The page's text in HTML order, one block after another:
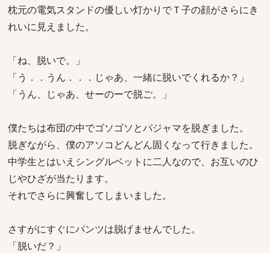
枕元の電気スタンドの優しい灯かりでＴ子の顔がさらにき
れいに見えました。
「ね、脱いで。」
「う．．うん．．．じゃあ、一緒に脱いでくれるか？」
「うん、じゃあ、せーのーで脱ご。」
僕たちは布団の中でゴソゴソとパジャマを脱ぎました。
脱ぎながら、僕のアソコどんどん固くなって行きました。
中学生とはいえシングルベットに二人なので、お互いのひ
じやひざが当たります。
それでさらに興奮してしまいました。
さすがにすぐにパンツは脱げませんでした。
「脱いだ？」